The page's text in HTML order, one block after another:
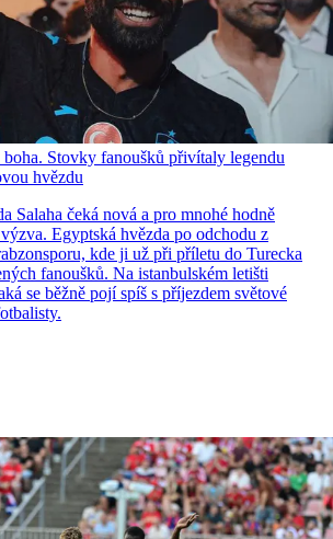
boha. Stovky fanoušků přivítaly legendu
hvězdu
Salaha čeká nová a pro mnohé hodně
Egyptská hvězda po odchodu z
kde ji už při příletu do Turecka
fanoušků. Na istanbulském letišti
se běžně pojí spíš s příjezdem světové